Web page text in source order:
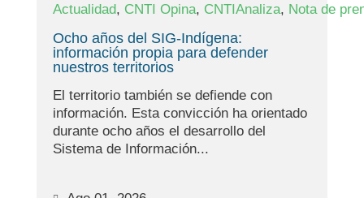
Actualidad, CNTI Opina, CNTIAnaliza, Nota de
Ocho años del SIG-Indígena:
información propia para defender
nuestros territorios
El territorio también se defiende con
información. Esta convicción ha orientado
durante ocho años el desarrollo del
Sistema de Información...